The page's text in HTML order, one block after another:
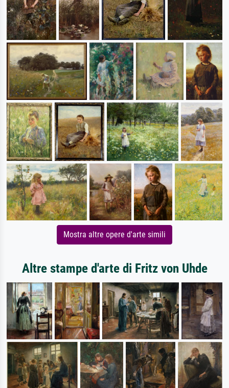
Mostra altre opere d'arte simili
Altre stampe d'arte di Fritz von Uhde